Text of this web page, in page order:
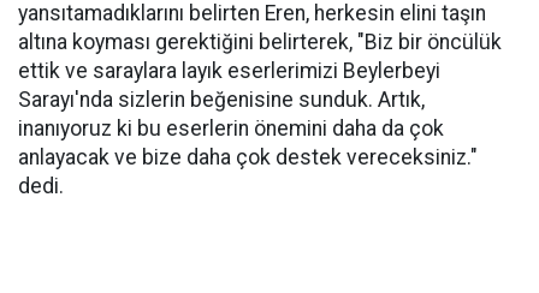
yansıtamadıklarını belirten Eren, herkesin elini taşın
altına koyması gerektiğini belirterek, "Biz bir öncülük
ettik ve saraylara layık eserlerimizi Beylerbeyi
Sarayı'nda sizlerin beğenisine sunduk. Artık,
inanıyoruz ki bu eserlerin önemini daha da çok
anlayacak ve bize daha çok destek vereceksiniz."
dedi.